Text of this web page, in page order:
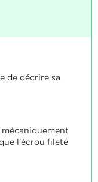
de décrire sa
l'écrou fileté